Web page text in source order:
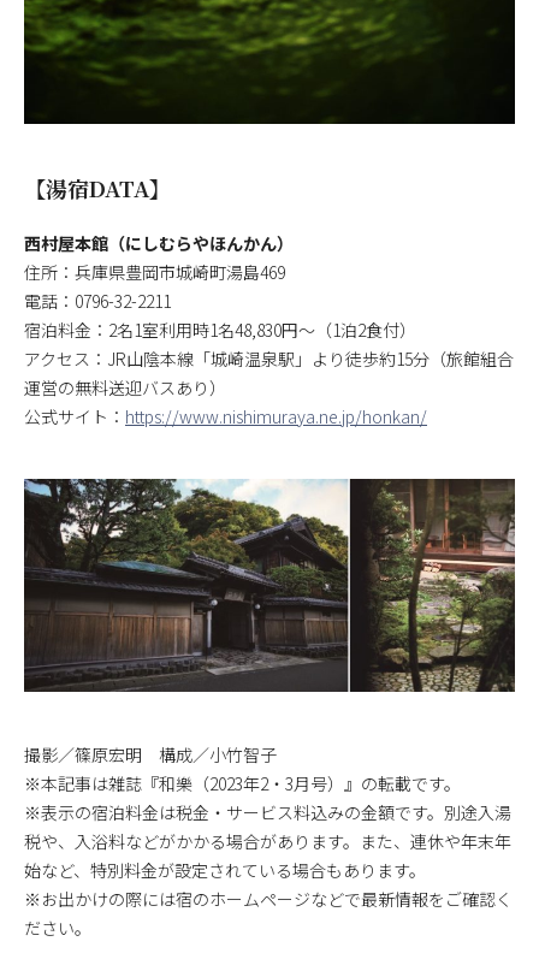
【湯宿DATA】
西村屋本館（にしむらやほんかん）
住所：兵庫県豊岡市城崎町湯島469
電話：0796-32-2211
宿泊料金：2名1室利用時1名48,830円～（1泊2食付）
アクセス：JR山陰本線「城崎温泉駅」より徒歩約15分（旅館組合
運営の無料送迎バスあり）
公式サイト： https://www.nishimuraya.ne.jp/honkan/
撮影／篠原宏明 構成／小竹智子
※本記事は雑誌『和樂（2023年2・3月号）』の転載です。
※表示の宿泊料金は税金・サービス料込みの金額です。別途入湯
税や、入浴料などがかかる場合があります。また、連休や年末年
始など、特別料金が設定されている場合もあります。
※お出かけの際には宿のホームページなどで最新情報をご確認く
ださい。